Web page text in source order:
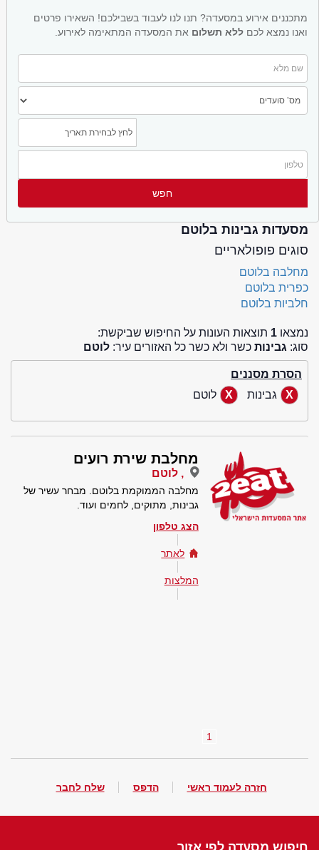
מתכננים אירוע במסעדה? תנו לנו לעבוד בשבילכם! השאירו פרטים
ואנו נמצא לכם ללא תשלום את המסעדה המתאימה לאירוע.
מסעדות גבינות בלוטם
סוגים פופולאריים
מחלבה בלוטם
כפרית בלוטם
חלביות בלוטם
נמצאו 1 תוצאות העונות על החיפוש שביקשת:
סוג: גבינות כשר ולא כשר כל האזורים עיר: לוטם
הסרת מסננים
גבינות
לוטם
מחלבת שירת רועים
, לוטם
מחלבה הממוקמת בלוטם. מבחר עשיר של
גבינות, מתוקים, לחמים ועוד.
הצג טלפון
לאתר
המלצות
1
חזרה לעמוד ראשי הדפס שלח לחבר
חיפוש מסעדה לפי אזור